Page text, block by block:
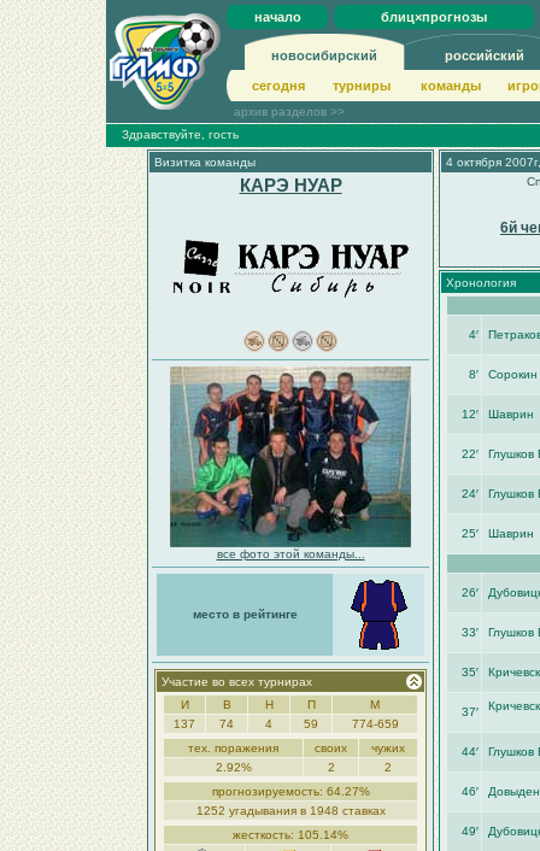
начало блиц×прогнозы
новосибирский российский
сегодня турниры команды
архив разделов >>
Здравствуйте, гость
Визитка команды
КАРЭ НУАР
все фото этой команды...
место в рейтинге
Участие во всех турнирах
И
В Н П
М
137
74 4 59
774-659
тех. поражения
своих
чужих
2.92%
2
2
прогнозируемость: 64.27%
1252 угадывания в 1948 ставках
жесткость: 105.14%
4 октября
6й
Хронология
4′
8′
12′ Шаврин
22′ Глушков
24′ Глушков
25′ Шаврин
26′
33′ Глушков
35′
37′
44′ Глушков
46′
49′